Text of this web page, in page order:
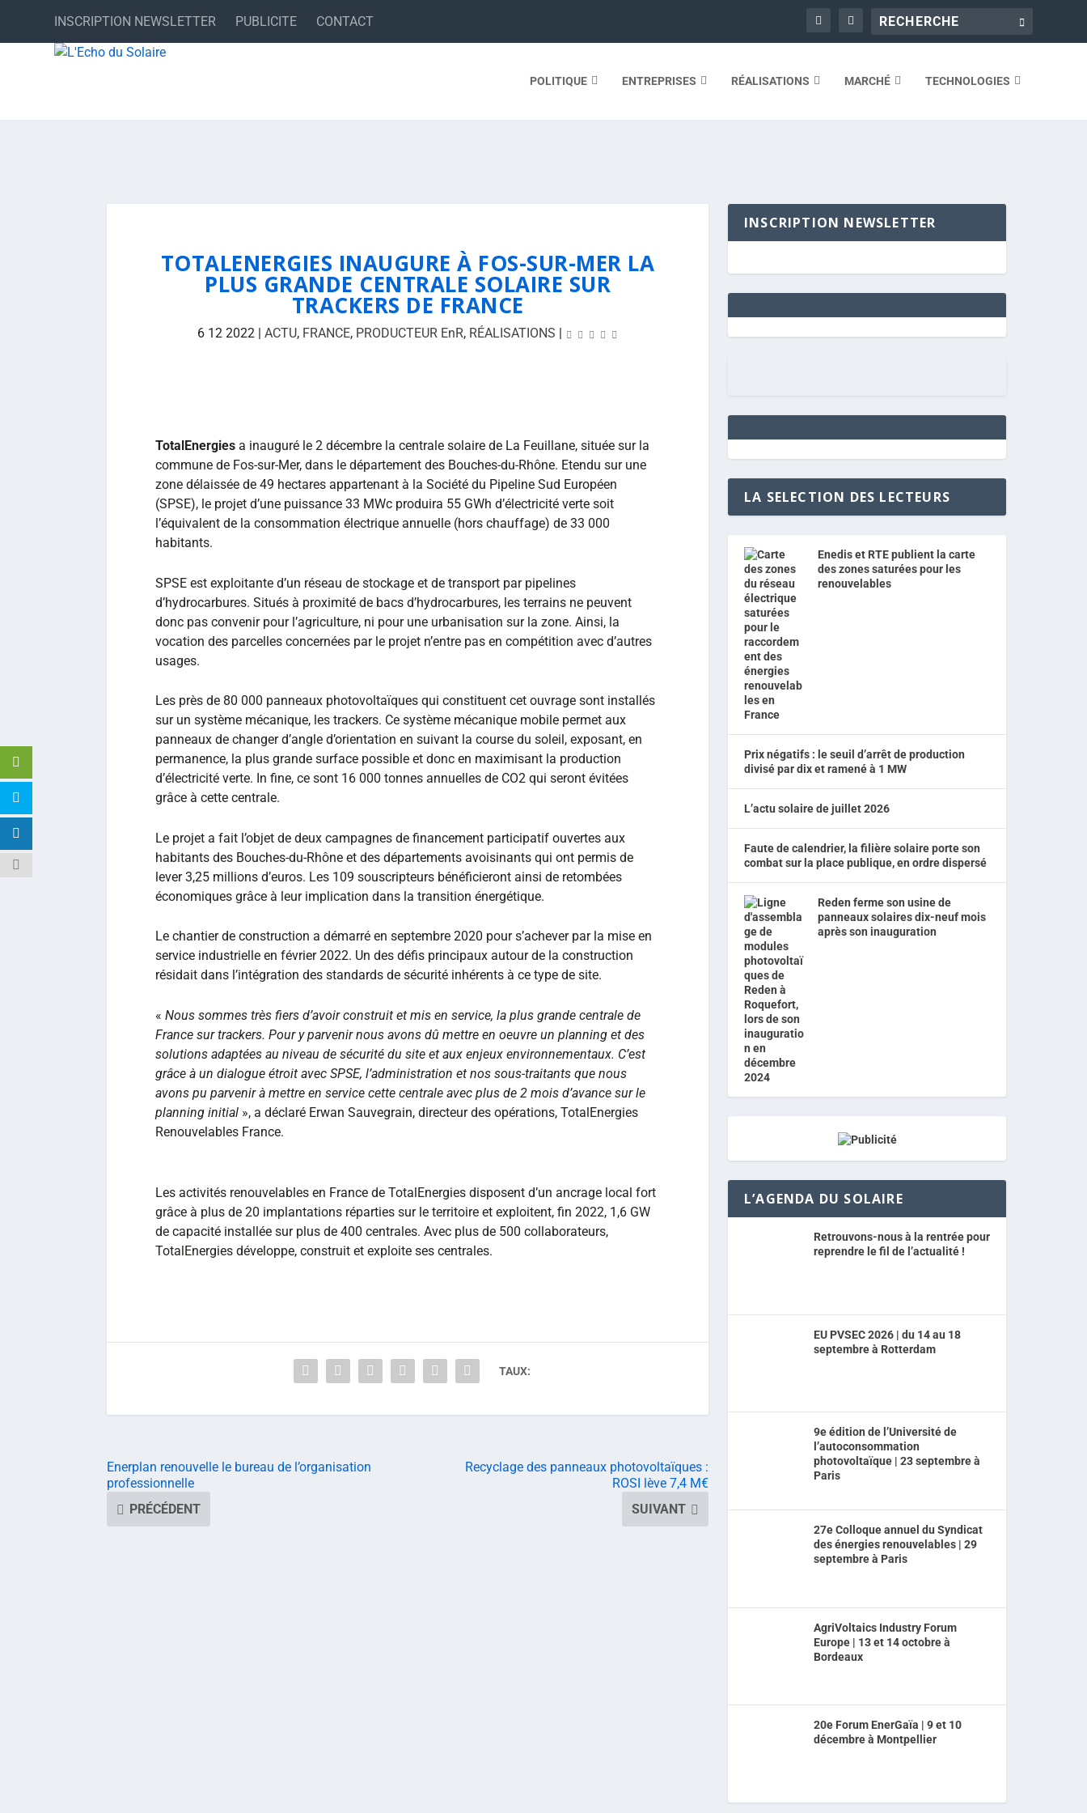
INSCRIPTION NEWSLETTER PUBLICITE CONTACT
POLITIQUE ENTREPRISES RÉALISATIONS MARCHÉ TECHNOLOGIES
TOTALENERGIES INAUGURE À FOS-SUR-MER LA
PLUS GRANDE CENTRALE SOLAIRE SUR
TRACKERS DE FRANCE
6 12 2022| ACTU, FRANCE, PRODUCTEUR EnR, RÉALISATIONS |
TotalEnergies a inauguré le 2 décembre la centrale solaire de La Feuillane, située sur la
commune de Fos-sur-Mer, dans le département des Bouches-du-Rhône. Etendu sur une
zone délaissée de 49 hectares appartenant à la Société du Pipeline Sud Européen
(SPSE), le projet d’une puissance 33 MWc produira 55 GWh d’électricité verte soit
l’équivalent de la consommation électrique annuelle (hors chauffage) de 33 000
habitants.
SPSE est exploitante d’un réseau de stockage et de transport par pipelines
d’hydrocarbures. Situés à proximité de bacs d’hydrocarbures, les terrains ne peuvent
donc pas convenir pour l’agriculture, ni pour une urbanisation sur la zone. Ainsi, la
vocation des parcelles concernées par le projet n’entre pas en compétition avec d’autres
usages.
Les près de 80 000 panneaux photovoltaïques qui constituent cet ouvrage sont installés
sur un système mécanique, les trackers. Ce système mécanique mobile permet aux
panneaux de changer d’angle d’orientation en suivant la course du soleil, exposant, en
permanence, la plus grande surface possible et donc en maximisant la production
d’électricité verte. In fine, ce sont 16 000 tonnes annuelles de CO2 qui seront évitées
grâce à cette centrale.
Le projet a fait l’objet de deux campagnes de financement participatif ouvertes aux
habitants des Bouches-du-Rhône et des départements avoisinants qui ont permis de
lever 3,25 millions d’euros. Les 109 souscripteurs bénéficieront ainsi de retombées
économiques grâce à leur implication dans la transition énergétique.
Le chantier de construction a démarré en septembre 2020 pour s’achever par la mise en
service industrielle en février 2022. Un des défis principaux autour de la construction
résidait dans l’intégration des standards de sécurité inhérents à ce type de site.
« Nous sommes très fiers d’avoir construit et mis en service, la plus grande centrale de
France sur trackers. Pour y parvenir nous avons dû mettre en oeuvre un planning et des
solutions adaptées au niveau de sécurité du site et aux enjeux environnementaux. C’est
grâce à un dialogue étroit avec SPSE, l’administration et nos sous-traitants que nous
avons pu parvenir à mettre en service cette centrale avec plus de 2 mois d’avance sur le
planning initial », a déclaré Erwan Sauvegrain, directeur des opérations, TotalEnergies
Renouvelables France.
Les activités renouvelables en France de TotalEnergies disposent d’un ancrage local fort
grâce à plus de 20 implantations réparties sur le territoire et exploitent, fin 2022, 1,6 GW
de capacité installée sur plus de 400 centrales. Avec plus de 500 collaborateurs,
TotalEnergies développe, construit et exploite ses centrales.
TAUX:
Enerplan renouvelle le bureau de l’organisation
professionnelle
PRÉCÉDENT
Recyclage des panneaux photovoltaïques :
ROSI lève 7,4 M€
SUIVANT
INSCRIPTION NEWSLETTER
LA SELECTION DES LECTEURS
Enedis et RTE publient la carte
des zones saturées pour les
renouvelables
Prix négatifs : le seuil d’arrêt de production
divisé par dix et ramené à 1 MW
L’actu solaire de juillet 2026
Faute de calendrier, la filière solaire porte son
combat sur la place publique, en ordre dispersé
Reden ferme son usine de
panneaux solaires dix-neuf mois
après son inauguration
L’AGENDA DU SOLAIRE
Retrouvons-nous à la rentrée pour
reprendre le fil de l’actualité !
EU PVSEC 2026 | du 14 au 18
septembre à Rotterdam
9e édition de l’Université de
l’autoconsommation
photovoltaïque | 23 septembre à
Paris
27e Colloque annuel du Syndicat
des énergies renouvelables | 29
septembre à Paris
AgriVoltaics Industry Forum
Europe | 13 et 14 octobre à
Bordeaux
20e Forum EnerGaïa | 9 et 10
décembre à Montpellier